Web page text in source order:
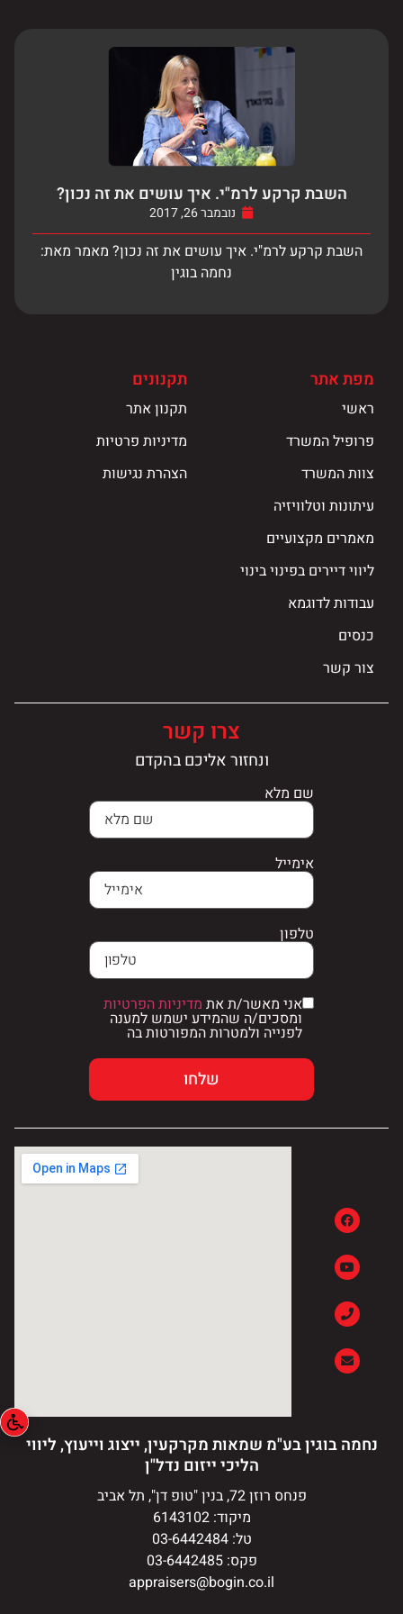
השבת קרקע לרמ"י. איך עושים את זה נכון?
נובמבר 26, 2017
השבת קרקע לרמ"י. איך עושים את זה נכון? מאמר מאת:
נחמה בוגין
מפת אתר
ראשי
פרופיל המשרד
צוות המשרד
עיתונות וטלוויזיה
מאמרים מקצועיים
ליווי דיירים בפינוי בינוי
עבודות לדוגמא
כנסים
צור קשר
תקנונים
תקנון אתר
מדיניות פרטיות
הצהרת נגישות
צרו קשר
ונחזור אליכם בהקדם
שם מלא
אימייל
טלפון
אני מאשר/ת את מדיניות הפרטיות
ומסכים/ה שהמידע ישמש למענה
לפנייה ולמטרות המפורטות בה
נחמה בוגין בע"מ שמאות מקרקעין, ייצוג וייעוץ, ליווי
הליכי ייזום נדל"ן
פנחס רוזן 72, בנין "טופ דן", תל אביב
מיקוד: 6143102
טל: 03-6442484
פקס: 03-6442485
appraisers@bogin.co.il